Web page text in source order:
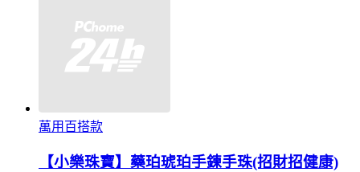
萬用百搭款
【小樂珠寶】藥珀琥珀手鍊手珠(招財招健康)